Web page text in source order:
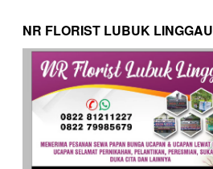
NR FLORIST LUBUK LINGGAU